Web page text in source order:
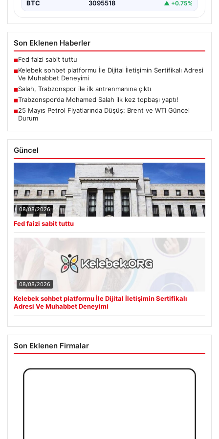
BTC 3095518 ▲ +0.75%
Son Eklenen Haberler
■Fed faizi sabit tuttu
■Kelebek sohbet platformu İle Dijital İletişimin Sertifikalı Adresi
Ve Muhabbet Deneyimi
■Salah, Trabzonspor ile ilk antrenmanına çıktı
■Trabzonspor’da Mohamed Salah ilk kez topbaşı yaptı!
■25 Mayıs Petrol Fiyatlarında Düşüş: Brent ve WTI Güncel
Durum
Güncel
08/08/2026
Fed faizi sabit tuttu
08/08/2026
Kelebek sohbet platformu İle Dijital İletişimin Sertifikalı
Adresi Ve Muhabbet Deneyimi
Son Eklenen Firmalar